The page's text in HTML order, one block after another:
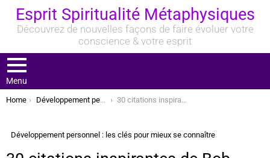
Esprit Spiritualité Métaphysiques
Découvrez de nouvelles façons de faire évoluer votre
conscience & votre esprit
Menu
You are here:
Home Développement personnel : les clés pour mieux se connaître 30 citations inspirantes de Bob Marley, la légende du reggae
Développement personnel : les clés pour mieux se connaître